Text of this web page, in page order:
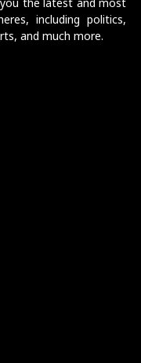
the latest and most
including politics,
and much more.